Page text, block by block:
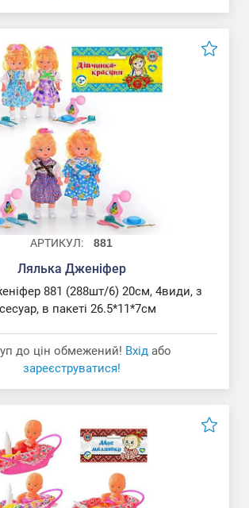
АРТИКУЛ: 881
Лялька Дженіфер
881 (288шт/6) 20см, 4види, з
в пакеті 26.5*11*7см
до цін обмежений! Вхід або
зареєструватися!